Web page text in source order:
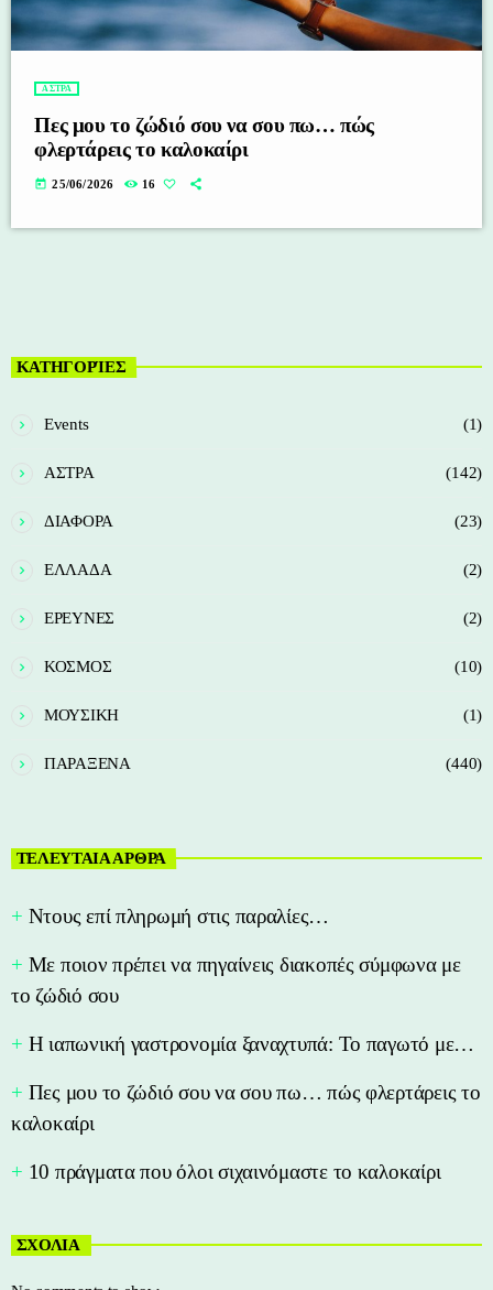
ΑΣΤΡΑ
Πες μου το ζώδιό σου να σου πω… πώς
φλερτάρεις το καλοκαίρι
today 25/06/2026 16
ΚΑΤΗΓΟΡΊΕΣ
Events (1)
ΑΣΤΡΑ (142)
ΔΙΑΦΟΡΑ (23)
ΕΛΛΑΔΑ (2)
ΕΡΕΥΝΕΣ (2)
ΚΟΣΜΟΣ (10)
ΜΟΥΣΙΚΗ (1)
ΠΑΡΑΞΕΝΑ (440)
ΤΕΛΕΥΤΑΙΑ ΑΡΘΡΑ
Nτους επί πληρωμή στις παραλίες…
Με ποιον πρέπει να πηγαίνεις διακοπές σύμφωνα με
το ζώδιό σου
Η ιαπωνική γαστρονομία ξαναχτυπά: Το παγωτό με…
Πες μου το ζώδιό σου να σου πω… πώς φλερτάρεις το
καλοκαίρι
10 πράγματα που όλοι σιχαινόμαστε το καλοκαίρι
ΣΧΟΛΙΑ